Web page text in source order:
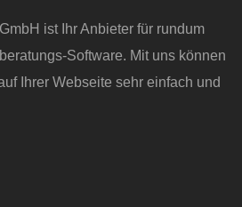
ist Ihr Anbieter für rundum
Software. Mit uns können
Ihrer Webseite sehr einfach und